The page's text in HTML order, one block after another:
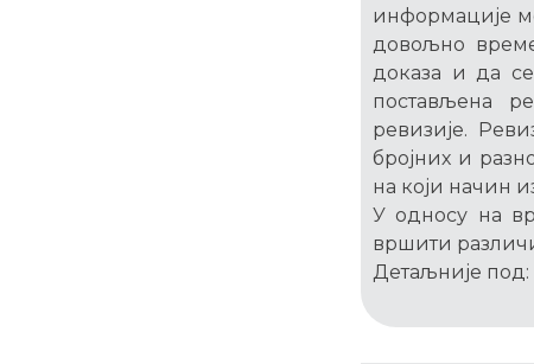
информације
довољно
доказа и да
постављена
ревизије.
бројних и
на који начин
У односу на
вршити
Детаљније под: